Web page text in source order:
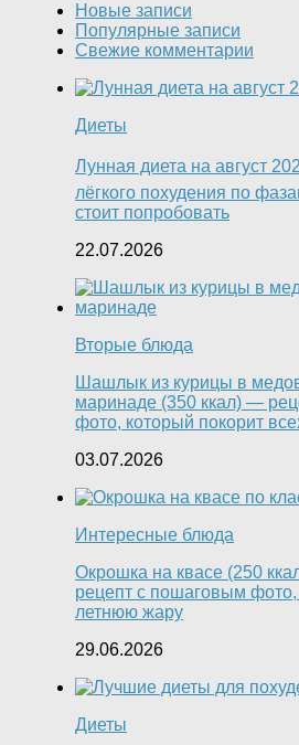
Новые записи
Популярные записи
Свежие комментарии
Диеты
Лунная диета на август
лёгкого похудения по
стоит попробовать
22.07.2026
Вторые блюда
Шашлык из курицы в
маринаде (350 ккал) —
фото, который покорит
03.07.2026
Интересные блюда
Окрошка на квасе (250
рецепт с пошаговым фото,
летнюю жару
29.06.2026
Диеты